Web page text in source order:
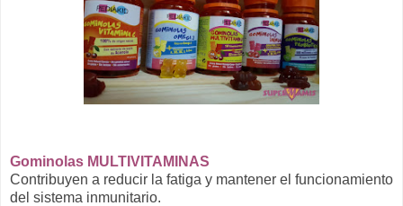
Gominolas MULTIVITAMINAS
Contribuyen a reducir la fatiga y mantener el funcionamiento
del sistema inmunitario.